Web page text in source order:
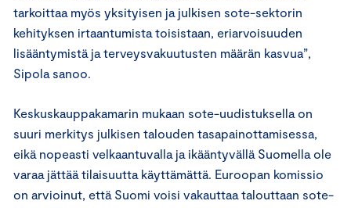
tarkoittaa myös yksityisen ja julkisen sote-sektorin
kehityksen irtaantumista toisistaan, eriarvoisuuden
lisääntymistä ja terveysvakuutusten määrän kasvua”,
Sipola sanoo.
Keskuskauppakamarin mukaan sote-uudistuksella on
suuri merkitys julkisen talouden tasapainottamisessa,
eikä nopeasti velkaantuvalla ja ikääntyvällä Suomella ole
varaa jättää tilaisuutta käyttämättä. Euroopan komissio
on arvioinut, että Suomi voisi vakauttaa talouttaan sote-